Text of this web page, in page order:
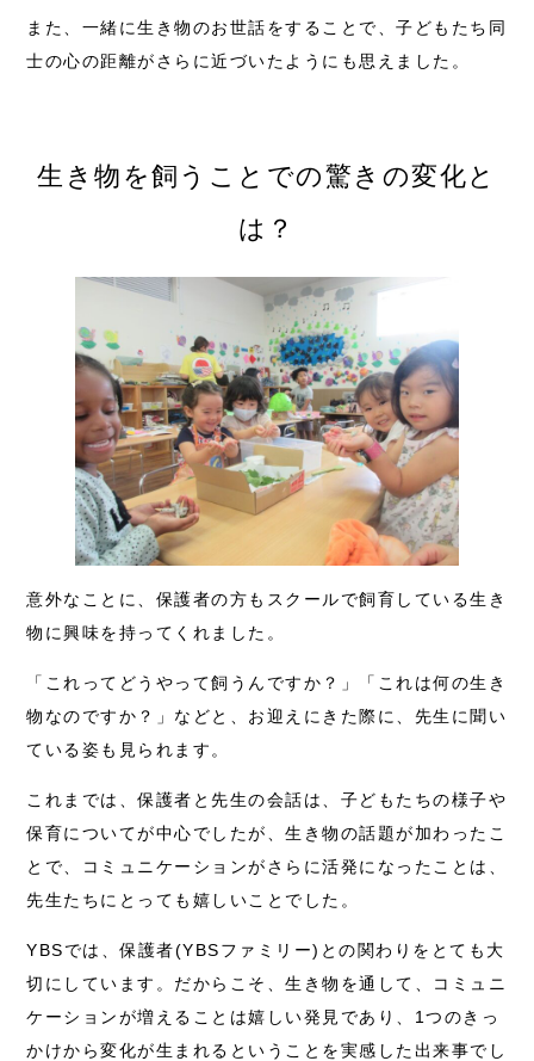
また、一緒に生き物のお世話をすることで、子どもたち同
士の心の距離がさらに近づいたようにも思えました。
生き物を飼うことでの驚きの変化と
は？
意外なことに、保護者の方もスクールで飼育している生き
物に興味を持ってくれました。
「 これってどうやって飼うんですか？」
「これは何の生き
物なのですか？」などと、お迎えにきた際に、先生に聞い
ている姿も見られます。
これまでは、保護者と先生の会話は、子どもたちの様子や
保育についてが中心でしたが、生き物の話題が加わったこ
とで、コミュニケーションがさらに活発になったことは、
先生たちにとっても嬉しいことでした。
YBSでは、保護者(YBSファミリー)との関わりをとても大
切にしています。だからこそ、生き物を通して、コミュニ
ケーションが増えることは嬉しい発見であり、1つのきっ
かけから変化が生まれるということを実感した出来事でし